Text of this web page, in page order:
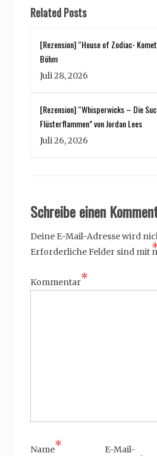
Related Posts
[Rezension] “House of Zodiac-
Böhm
Juli 28, 2026
[Rezension] “Whisperwicks – Die
Flüsterflammen” von Jordan Lees
Juli 26, 2026
Schreibe einen
Deine E-Mail-Adresse wird
Erforderliche Felder sind mit
Kommentar*
Name*
E-Mail-